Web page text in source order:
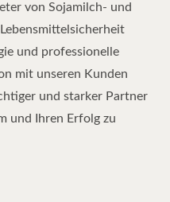
von Sojamilch- und
und professionelle
mit unseren Kunden
und starker Partner
und Ihren Erfolg zu